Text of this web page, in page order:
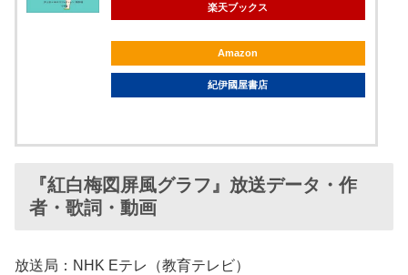
楽天ブックス
Amazon
紀伊國屋書店
『紅白梅図屏風グラフ』放送データ・作
者・歌詞・動画
放送局：NHK Eテレ（教育テレビ）